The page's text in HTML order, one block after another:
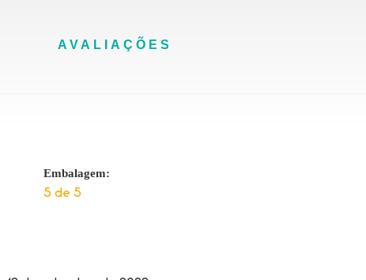
AVALIAÇÕES
Embalagem:
5 de 5